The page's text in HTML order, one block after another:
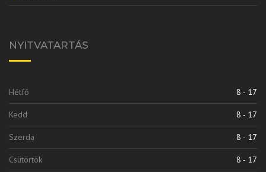
NYITVATARTÁS
Hétfő 8 - 17
Kedd 8 - 17
Szerda 8 - 17
Csütörtök 8 - 17